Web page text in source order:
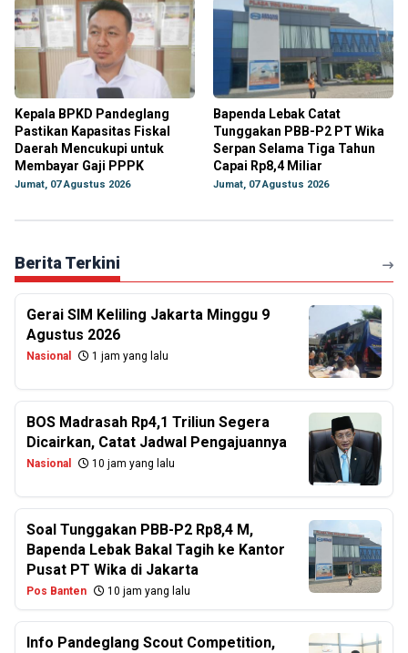
Kepala BPKD Pandeglang
Pastikan Kapasitas Fiskal
Daerah Mencukupi untuk
Membayar Gaji PPPK
Jumat, 07 Agustus 2026
Bapenda Lebak Catat
Tunggakan PBB-P2 PT Wika
Serpan Selama Tiga Tahun
Capai Rp8,4 Miliar
Jumat, 07 Agustus 2026
Berita Terkini
Gerai SIM Keliling Jakarta Minggu 9
Agustus 2026
Nasional 1 jam yang lalu
BOS Madrasah Rp4,1 Triliun Segera
Dicairkan, Catat Jadwal Pengajuannya
Nasional 10 jam yang lalu
Soal Tunggakan PBB-P2 Rp8,4 M,
Bapenda Lebak Bakal Tagih ke Kantor
Pusat PT Wika di Jakarta
Pos Banten 10 jam yang lalu
Info Pandeglang Scout Competition,